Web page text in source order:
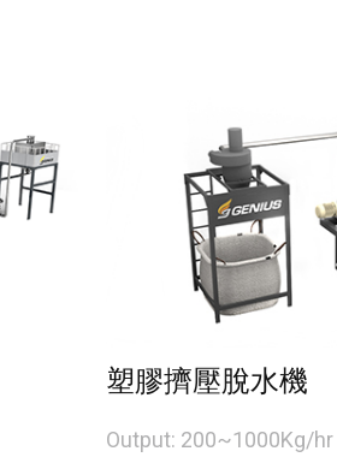
塑膠擠壓脫水機
Output: 200~1000Kg/hr